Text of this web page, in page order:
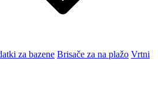
za bazene Brisače za na plažo Vrtni